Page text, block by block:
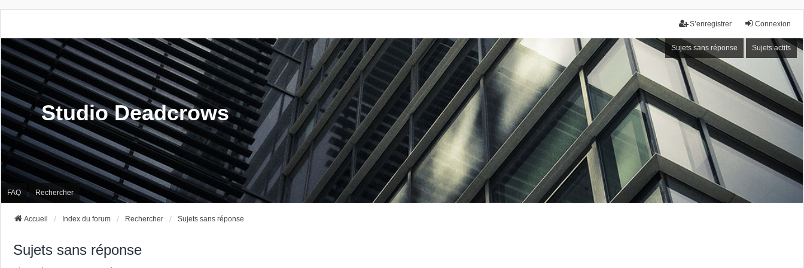
Connexion
S’enregistrer
Sujets sans réponse Sujets actifs
Studio Deadcrows
FAQ Rechercher
Accueil Index du forum Rechercher Sujets sans réponse
Sujets sans réponse